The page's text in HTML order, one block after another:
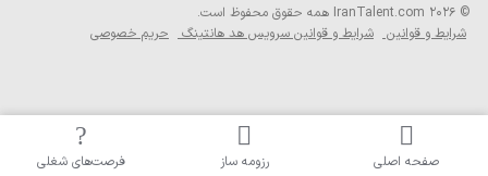
همه حقوق محفوظ است.
شرایط و قوانین شرایط و قوانین سرویس هد هانتینگ حریم خصوصی
صفحه اصلی رزومه ساز فرصت‌های شغلی